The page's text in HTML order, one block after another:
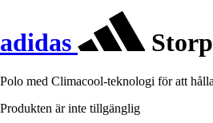
adidas
Polo med Climacool-teknologi för att
Produkten är inte tillgänglig